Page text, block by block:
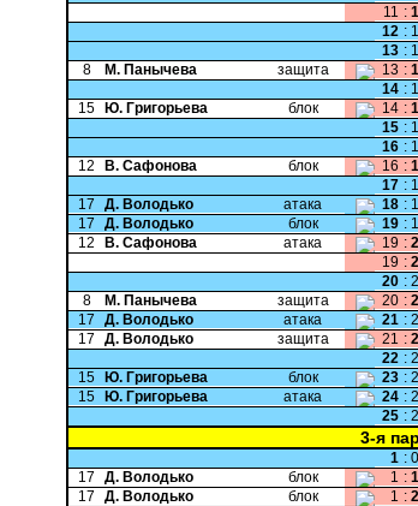
11 :
12 :
13 :
8
М. Панычева защита 13 :
14 :
15
Ю. Григорьева блок 14 :
15 :
16 :
12
В. Сафонова блок 16 :
17 :
17
Д. Володько атака 18 :
17
Д. Володько блок 19 :
12
В. Сафонова атака 19 :
19 :
20 :
8
М. Панычева защита 20 :
17
Д. Володько атака 21 :
17
Д. Володько защита 21 :
22 :
15
Ю. Григорьева блок 23 :
15
Ю. Григорьева атака 24 :
25 :
3-я
1 : 0
17
Д. Володько блок 1 : 1
17
Д. Володько блок 1 : 2